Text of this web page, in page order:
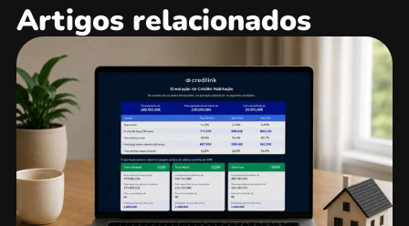
Artigos relacionados